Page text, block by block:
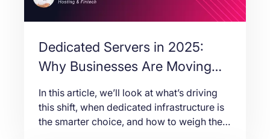
Dedicated Servers in 2025:
Why Businesses Are Moving
Back
In this article, we’ll look at what’s driving
this shift, when dedicated infrastructure is
the smarter choice, and how to weigh the